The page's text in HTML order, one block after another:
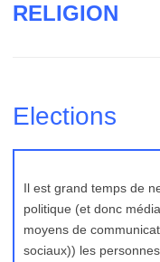
RELIGION
Elections
Il est grand temps de
politique (et donc
moyens de
sociaux)) les